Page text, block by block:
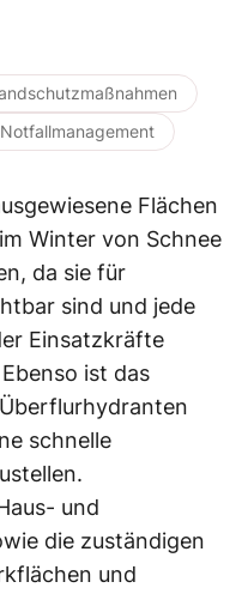
Notfallmanagement
Flächen
Winter von Schnee
da sie für
sind und jede
Einsatzkräfte
ist das
schnelle
und
die zuständigen
und